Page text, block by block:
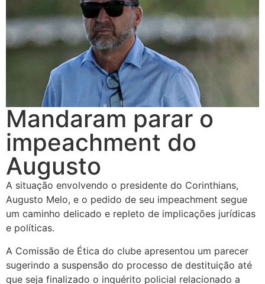
Mandaram parar o
impeachment do
Augusto
A situação envolvendo o presidente do Corinthians,
Augusto Melo, e o pedido de seu impeachment segue
um caminho delicado e repleto de implicações jurídicas
e políticas.
A Comissão de Ética do clube apresentou um parecer
sugerindo a suspensão do processo de destituição até
que seja finalizado o inquérito policial relacionado a